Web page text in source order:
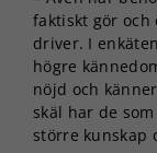
faktiskt gör och
driver. I
högre
nöjd och
skäl har de
större kunskap